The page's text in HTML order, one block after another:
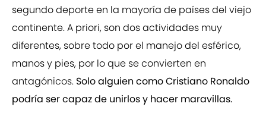
segundo deporte en la mayoría de países del viejo
continente. A priori, son dos actividades muy
diferentes, sobre todo por el manejo del esférico,
manos y pies, por lo que se convierten en
antagónicos. Solo alguien como Cristiano Ronaldo
podría ser capaz de unirlos y hacer maravillas.